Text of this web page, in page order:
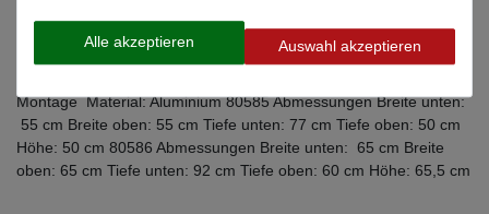
erhöhte Wände für mehr Sicherheit und Sauberkeit
(Hartfaserplatten)  inkl. Antirutsch-Thermoteppich  Gittereinsätze
Montage  Material: Aluminium 80585 Abmessungen Breite unten:
55 cm Breite oben: 55 cm Tiefe unten: 77 cm Tiefe oben: 50 cm
Höhe: 50 cm 80586 Abmessungen Breite unten: 65 cm Breite
oben: 65 cm Tiefe unten: 92 cm Tiefe oben: 60 cm Höhe: 65,5 cm
Alle akzeptieren Auswahl akzeptieren